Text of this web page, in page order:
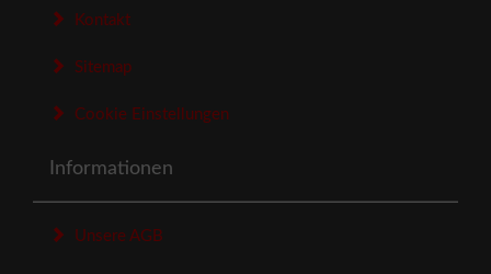
Kontakt
Sitemap
Cookie Einstellungen
Informationen
Unsere AGB